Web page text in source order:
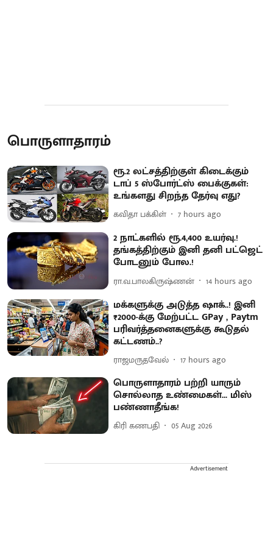
பொருளாதாரம்
ரூ.2 லட்சத்திற்குள் கிடைக்கும்
டாப் 5 ஸ்போர்ட்ஸ் பைக்குகள்:
உங்களது சிறந்த தேர்வு எது?
கவிதா பக்கிள் 7 hours ago
2 நாட்களில் ரூ.4,400 உயர்வு.!
தங்கத்திற்கும் இனி தனி பட்ஜெட்
போடனும் போல.!
ரா.வ.பாலகிருஷ்ணன் 14 hours ago
மக்களுக்கு அடுத்த ஷாக்..! இனி
₹2000-க்கு மேற்பட்ட GPay , Paytm
பரிவர்த்தனைகளுக்கு கூடுதல்
கட்டணம்..?
ராஜமருதவேல் 17 hours ago
பொருளாதாரம் பற்றி யாரும்
சொல்லாத உண்மைகள்... மிஸ்
பண்ணாதீங்க!
கிரி கணபதி 05 Aug 2026
Advertisement